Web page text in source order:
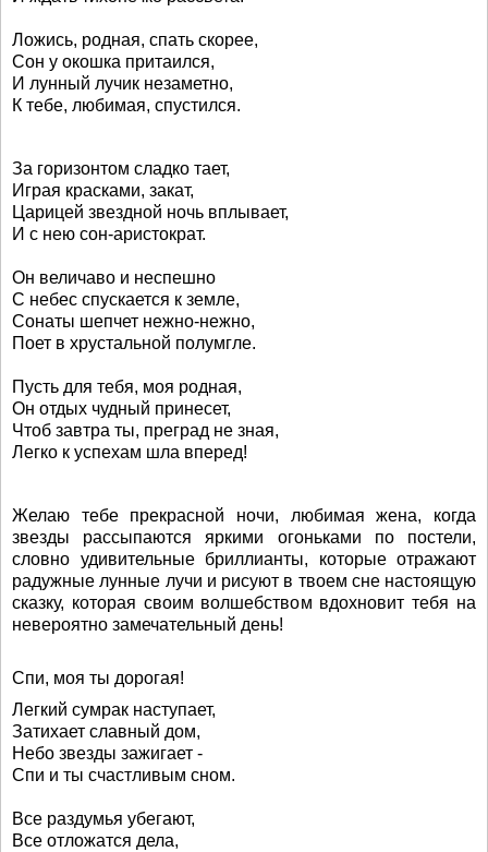
Ложись, родная, спать скорее,
Сон у окошка притаился,
И лунный лучик незаметно,
К тебе, любимая, спустился.
За горизонтом сладко тает,
Играя красками, закат,
Царицей звездной ночь вплывает,
И с нею сон-аристократ.
Он величаво и неспешно
С небес спускается к земле,
Сонаты шепчет нежно-нежно,
Поет в хрустальной полумгле.
Пусть для тебя, моя родная,
Он отдых чудный принесет,
Чтоб завтра ты, преград не зная,
Легко к успехам шла вперед!
Желаю тебе прекрасной ночи, любимая жена, когда
звезды рассыпаются яркими огоньками по постели,
словно удивительные бриллианты, которые отражают
радужные лунные лучи и рисуют в твоем сне настоящую
сказку, которая своим волшебством вдохновит тебя на
невероятно замечательный день!
Спи, моя ты дорогая!
Легкий сумрак наступает,
Затихает славный дом,
Небо звезды зажигает -
Спи и ты счастливым сном.
Все раздумья убегают,
Все отложатся дела,